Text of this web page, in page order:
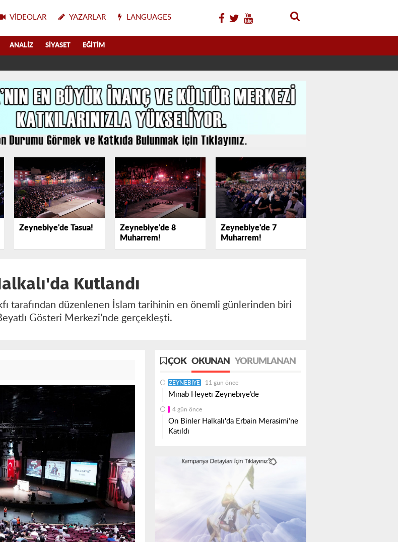
VIDEOLAR YAZARLAR LANGUAGES
ANALIZ SIYASET EĞITIM
Zeynebiye'de Tasua!
Zeynebiye'de 8
Muharrem!
Zeynebiye'de 7
Muharrem!
Kutlandı
tarafından düzenlenen İslam tarihinin en önemli günlerinden biri
Gösteri Merkezi’nde gerçekleşti.
ÇOK OKUNAN YORUMLANAN
ZEYNEBIYE 11 gün önce
Minab Heyeti Zeynebiye’de
4 gün önce
On Binler Halkalı'da Erbain Merasimi’ne
Katıldı